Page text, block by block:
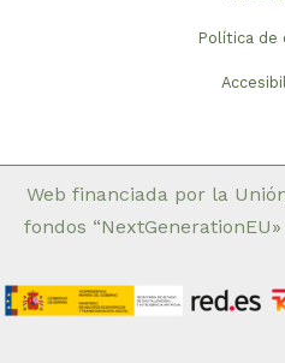
Política de
Web financiada por la
fondos